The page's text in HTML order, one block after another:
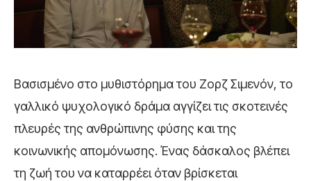
Βασισμένο στο μυθιστόρημα του Ζορζ Σιμενόν, το
γαλλικό ψυχολογικό δράμα αγγίζει τις σκοτεινές
πλευρές της ανθρώπινης φύσης και της
κοινωνικής απομόνωσης. Ένας δάσκαλος βλέπει
τη ζωή του να καταρρέει όταν βρίσκεται